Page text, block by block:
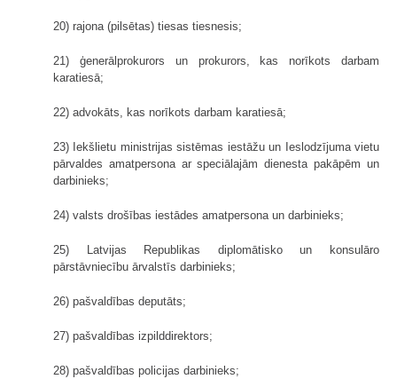
20) rajona (pilsētas) tiesas tiesnesis;
21) ģenerālprokurors un prokurors, kas norīkots darbam
karatiesā;
22) advokāts, kas norīkots darbam karatiesā;
23) Iekšlietu ministrijas sistēmas iestāžu un Ieslodzījuma vietu
pārvaldes amatpersona ar speciālajām dienesta pakāpēm un
darbinieks;
24) valsts drošības iestādes amatpersona un darbinieks;
25) Latvijas Republikas diplomātisko un konsulāro
pārstāvniecību ārvalstīs darbinieks;
26) pašvaldības deputāts;
27) pašvaldības izpilddirektors;
28) pašvaldības policijas darbinieks;